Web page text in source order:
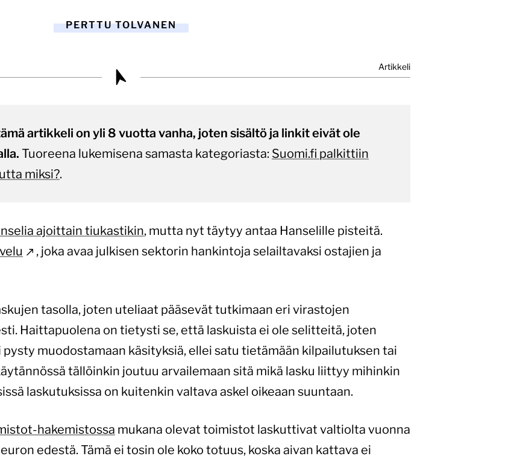
PERTTU TOLVANEN
Artikkeli
artikkeli on yli 8 vuotta vanha, joten sisältö ja linkit eivät ole
Tuoreena lukemisena samasta kategoriasta: Suomi.fi palkittiin
miksi?.
ajoittain tiukastikin, mutta nyt täytyy antaa Hanselille pisteitä.
, joka avaa julkisen sektorin hankintoja selailtavaksi ostajien ja
tasolla, joten uteliaat pääsevät tutkimaan eri virastojen
Haittapuolena on tietysti se, että laskuista ei ole selitteitä, joten
muodostamaan käsityksiä, ellei satu tietämään kilpailutuksen tai
tällöinkin joutuu arvailemaan sitä mikä lasku liittyy mihinkin
laskutuksissa on kuitenkin valtava askel oikeaan suuntaan.
hakemistossa mukana olevat toimistot laskuttivat valtiolta vuonna
edestä. Tämä ei tosin ole koko totuus, koska aivan kattava ei